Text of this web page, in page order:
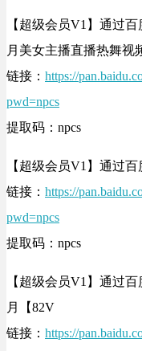
【超级会员V1】通过
月美女主播直播热舞视
链接： https://
pwd=npcs
提取码：npcs
【超级会员V1】通过
链接： https://
pwd=npcs
提取码：npcs
【超级会员V1】通过
月【82V
链接： https://